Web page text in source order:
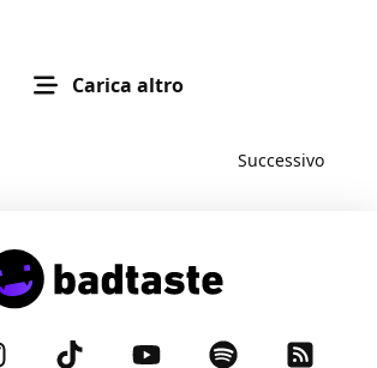
Carica altro
Successivo